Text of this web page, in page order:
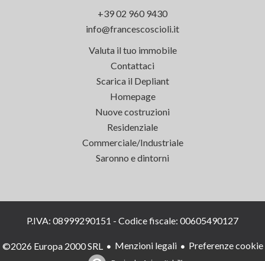
+39 02 960 9430
info@francescoscioli.it
Valuta il tuo immobile
Contattaci
Scarica il Depliant
Homepage
Nuove costruzioni
Residenziale
Commerciale/Industriale
Saronno e dintorni
P.IVA: 08999290151 - Codice fiscale: 00605490127
©2026 Europa 2000 SRL Menzioni legali Preferenze cookie